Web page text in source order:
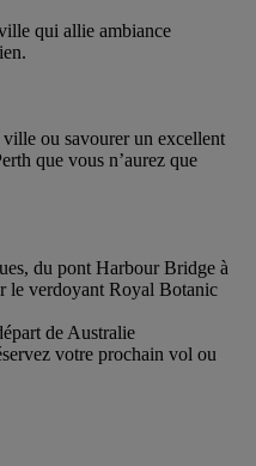
qui allie ambiance
ou savourer un excellent
que vous n’aurez que
du pont Harbour Bridge à
le verdoyant Royal Botanic
de Australie
votre prochain vol ou